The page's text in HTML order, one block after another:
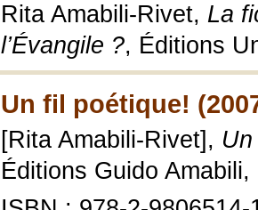
Rita Amabili-Rivet, La
l’Évangile ?, Éditions
Un fil poétique!
[Rita Amabili-Rivet],
Éditions Guido